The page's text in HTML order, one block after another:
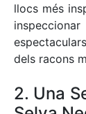
llocs més
dels racons
2. Una